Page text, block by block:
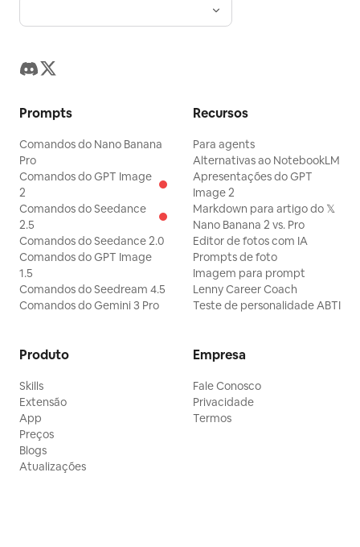
Prompts
Comandos do Nano Banana
Pro
Comandos do GPT Image
2
Comandos do Seedance
2.5
Comandos do Seedance 2.0
Comandos do GPT Image
1.5
Comandos do Seedream 4.5
Comandos do Gemini 3 Pro
Recursos
Para agents
Alternativas ao NotebookLM
Apresentações do GPT
Image 2
Markdown para artigo do 𝕏
Nano Banana 2 vs. Pro
Editor de fotos com IA
Prompts de foto
Imagem para prompt
Lenny Career Coach
Teste de personalidade ABTI
Produto
Skills
Extensão
App
Preços
Blogs
Atualizações
Empresa
Fale Conosco
Privacidade
Termos